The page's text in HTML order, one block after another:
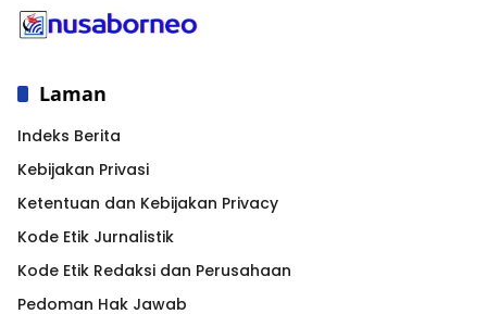
Laman
Indeks Berita
Kebijakan Privasi
Ketentuan dan Kebijakan Privacy
Kode Etik Jurnalistik
Kode Etik Redaksi dan Perusahaan
Pedoman Hak Jawab